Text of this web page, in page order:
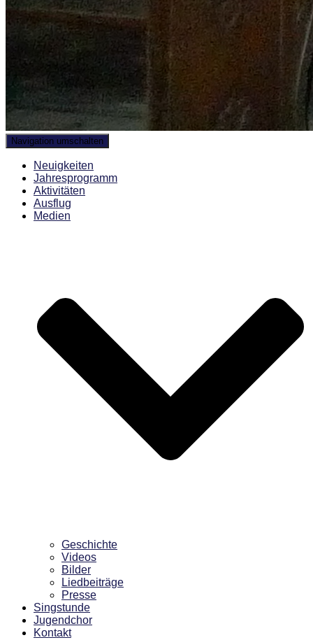
Navigation umschalten
Neuigkeiten
Jahresprogramm
Aktivitäten
Ausflug
Medien
Geschichte
Videos
Bilder
Liedbeiträge
Presse
Singstunde
Jugendchor
Kontakt